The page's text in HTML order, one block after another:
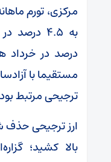
درصد در
مستقیما با
ترجیحی مرتبط
ارز ترجیحی حذف
بالا کشید؛